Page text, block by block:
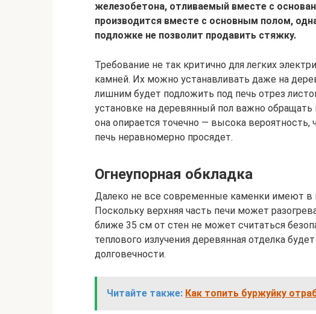
железобетона, отливаемый вместе с
производится вместе с основным полом,
подложке не позволит продавить стяжку.
Требование не так критично для легких
камней. Их можно устанавливать даже на
лишним будет подложить под печь отрез
установке на деревянный пол важно
она опирается точечно — высока
печь неравномерно просядет.
Огнеупорная обкладка
Далеко не все современные каменки имеют в
Поскольку верхняя часть печи может
ближе 35 см от стен не может считаться
теплового излучения деревянная отделка
долговечности.
Читайте также: Как топить буржуйку